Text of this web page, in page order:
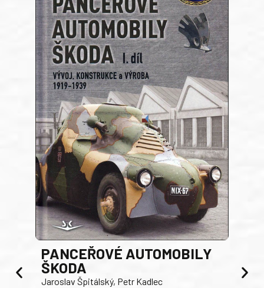
PANCEŘOVÉ AUTOMOBILY
ŠKODA
Jaroslav Špitálský, Petr Kadlec